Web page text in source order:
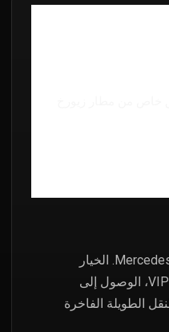
Mercedes S Class، BMW 7 Series. الخيار
الأفضل للتنفيذيين، ضيوف VIP، الوصول إلى
الطويلة الفاخرة